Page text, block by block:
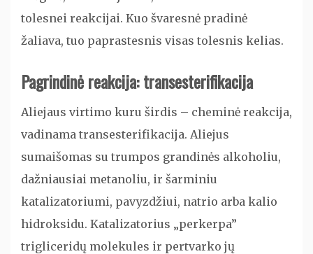
tolesnei reakcijai. Kuo švaresnė pradinė
žaliava, tuo paprastesnis visas tolesnis kelias.
Pagrindinė reakcija: transesterifikacija
Aliejaus virtimo kuru širdis – cheminė reakcija,
vadinama transesterifikacija. Aliejus
sumaišomas su trumpos grandinės alkoholiu,
dažniausiai metanoliu, ir šarminiu
katalizatoriumi, pavyzdžiui, natrio arba kalio
hidroksidu. Katalizatorius „perkerpa”
trigliceridų molekules ir pertvarko jų